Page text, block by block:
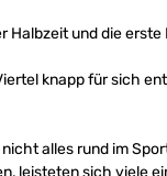
und die
knapp für sich
alles rund im
leisteten sich viele